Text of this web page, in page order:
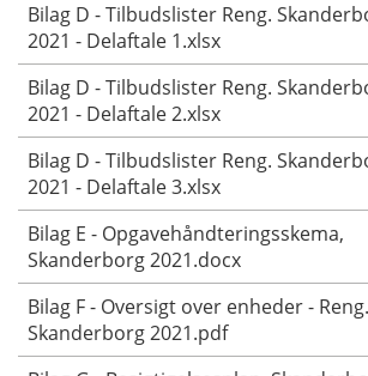
Bilag D - Tilbudslister Reng.
2021 - Delaftale 1.xlsx
Bilag D - Tilbudslister Reng.
2021 - Delaftale 2.xlsx
Bilag D - Tilbudslister Reng.
2021 - Delaftale 3.xlsx
Bilag E - Opgavehåndteringsskema,
Skanderborg 2021.docx
Bilag F - Oversigt over enheder -
Skanderborg 2021.pdf